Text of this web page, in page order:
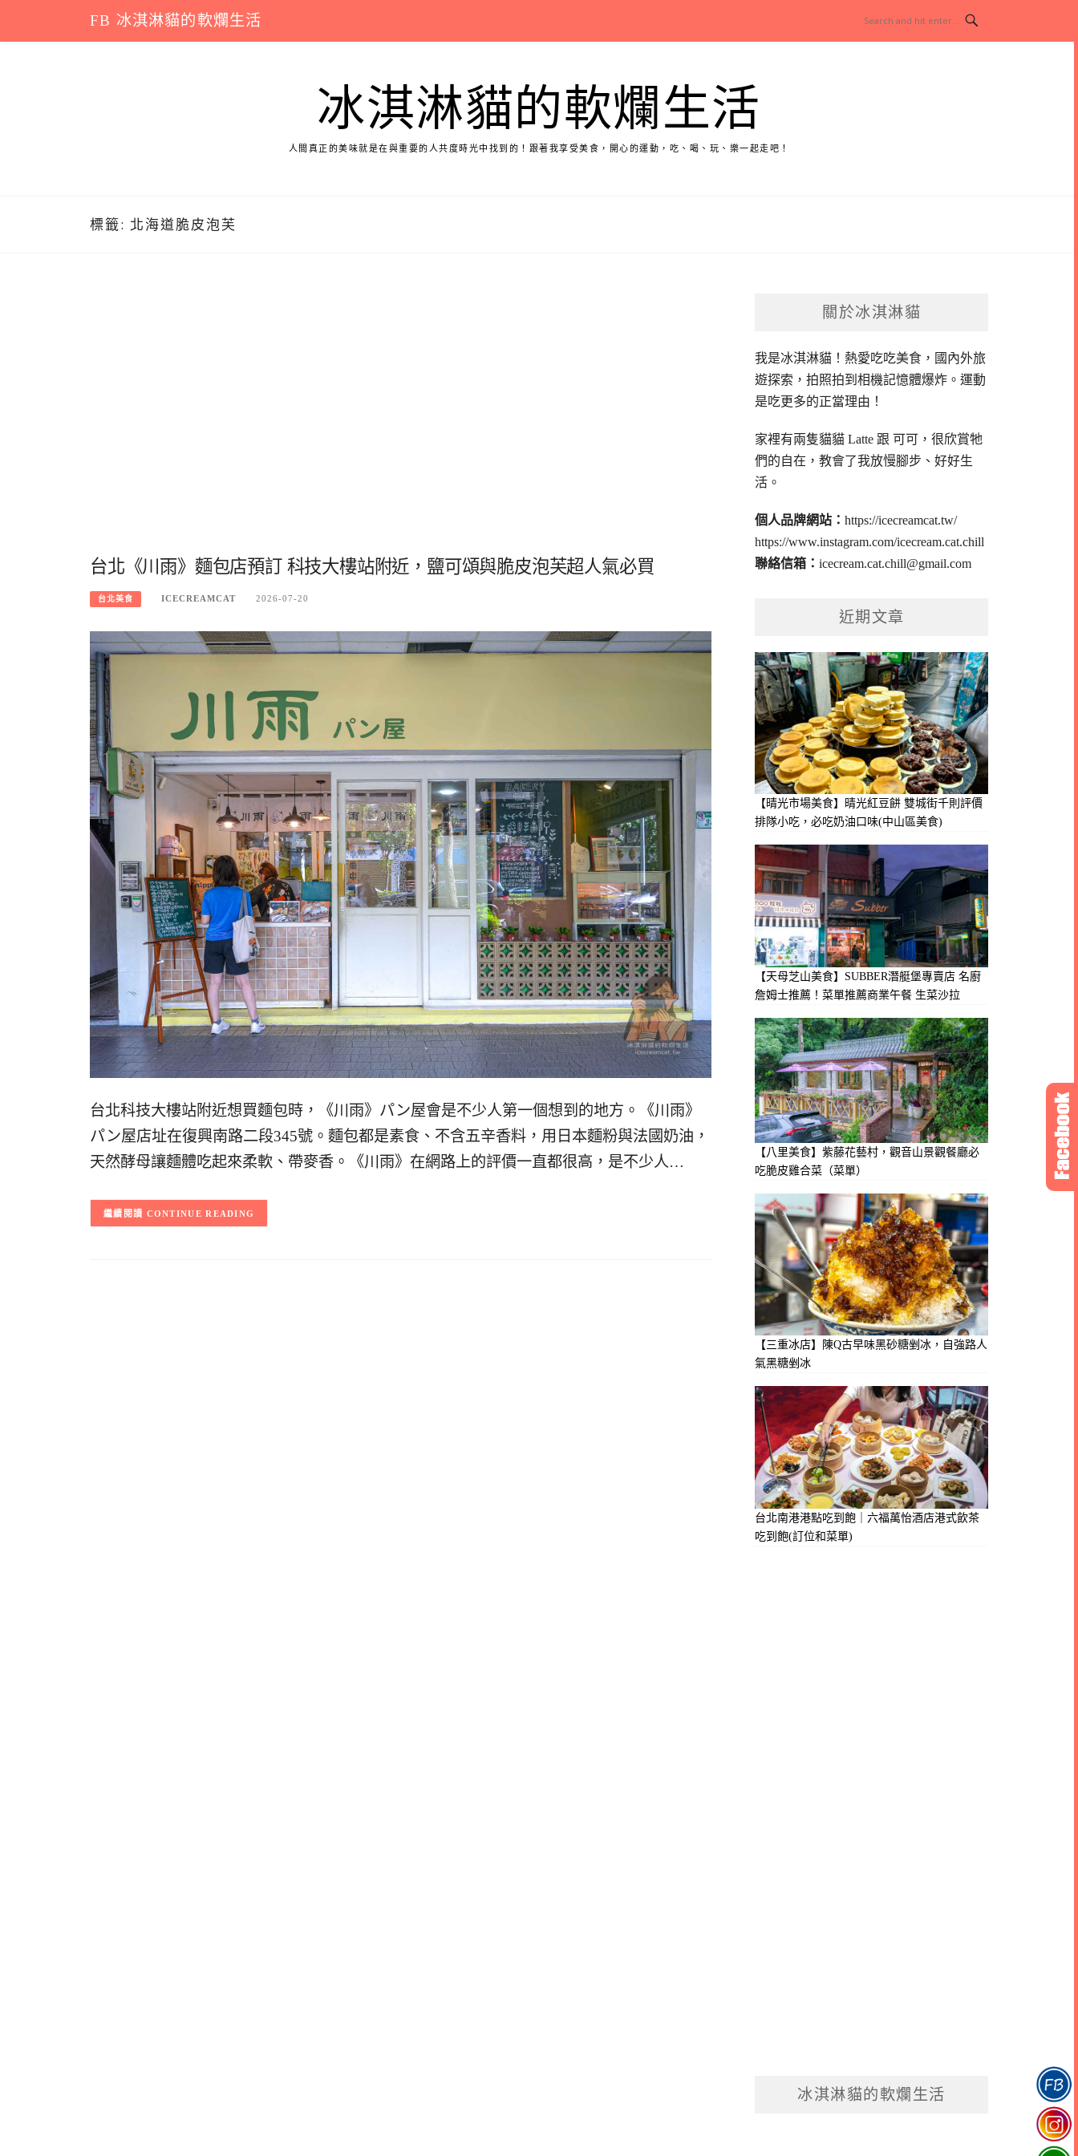
content
FB 冰淇淋貓的軟爛生活
冰淇淋貓的軟爛生活
人間真正的美味就是在與重要的人共度時光中找到的！跟著我享受美食，開心的運動，吃、喝、玩、樂一起走吧！
標籤: 北海道脆皮泡芙
台北《川雨》麵包店預訂 科技大樓站附近，鹽可頌與脆皮泡芙超人氣必買
台北美食 ICECREAMCAT 2026-07-20
台北科技大樓站附近想買麵包時，《川雨》パン屋會是不少人第一個想到的地方。《川雨》
パン屋店址在復興南路二段345號。麵包都是素食、不含五辛香料，用日本麵粉與法國奶油，
天然酵母讓麵體吃起來柔軟、帶麥香。《川雨》在網路上的評價一直都很高，是不少人…
CONTINUE READING
關於冰淇淋貓
我是冰淇淋貓！ 熱愛吃吃美食，國內外旅
遊探索，拍照拍到相機記憶體爆炸。運動
是吃更多的正當理由！
家裡有兩隻貓貓 Latte 跟 可可，很欣賞牠
們的自在，教會了我放慢腳步、好好生
活。
個人品牌網站：https://icecreamcat.tw/
https://www.instagram.com/icecream.cat.chill
聯絡信箱：icecream.cat.chill@gmail.com
近期文章
【晴光市場美食】晴光紅豆餅 雙城街千則評價
排隊小吃，必吃奶油口味(中山區美食)
【天母芝山美食】SUBBER潛艇堡專賣店 名廚
詹姆士推薦！菜單推薦商業午餐 生菜沙拉
【八里美食】紫藤花藝村，觀音山景觀餐廳必
吃脆皮雞合菜（菜單）
【三重冰店】陳Q古早味黑砂糖剉冰，自強路人
氣黑糖剉冰
台北南港港點吃到飽｜六福萬怡酒店港式飲茶
吃到飽(訂位和菜單)
冰淇淋貓的軟爛生活